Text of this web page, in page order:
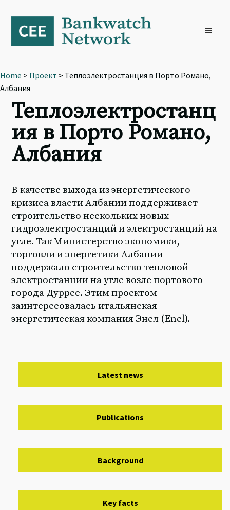
primary
navigation
content
footer
Home > Проект > Теплоэлектростанция в Порто Романо,
Албания
Теплоэлектростанц
ия в Порто Романо,
Албания
В качестве выхода из энергетического
кризиса власти Албании поддерживает
строительство нескольких новых
гидроэлектростанций и электростанций на
угле. Так Министерство экономики,
торговли и энергетики Албании
поддержало строительство тепловой
электростанции на угле возле портового
города Дуррес. Этим проектом
заинтересовалась итальянская
энергетическая компания Энел (Enel).
Latest news
Publications
Background
Key facts